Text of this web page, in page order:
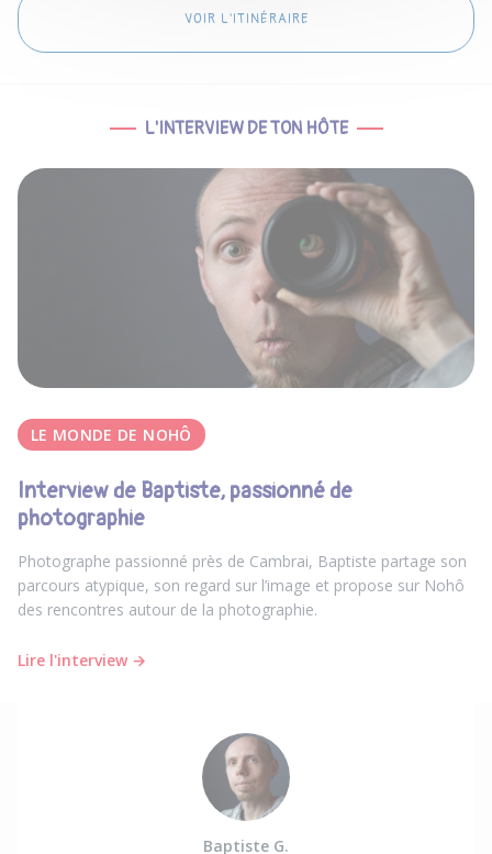
VOIR L'ITINÉRAIRE
L'INTERVIEW DE TON HÔTE
LE MONDE DE NOHÔ
Interview de Baptiste, passionné de
photographie
Photographe passionné près de Cambrai, Baptiste partage son
parcours atypique, son regard sur l’image et propose sur Nohô
des rencontres autour de la photographie.
Lire l'interview →
Baptiste G.